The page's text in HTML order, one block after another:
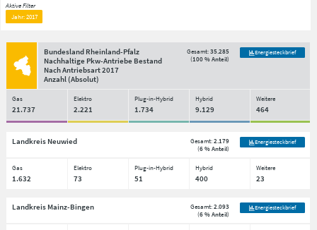
Aktive Filter
Jahr: 2017
Bundesland Rheinland-Pfalz
Nachhaltige Pkw-Antriebe Bestand
Nach Antriebsart2017
Anzahl(Absolut)
Gesamt:35.285
(100 % Anteil)
Energiesteckbrief
Gas Elektro Plug-in-Hybrid Hybrid Weitere
21.737 2.221 1.734 9.129 464
Landkreis Neuwied Gesamt:2.179
(6 % Anteil)
Energiesteckbrief
Gas Elektro Plug-in-Hybrid Hybrid Weitere
1.632 73 51 400 23
Landkreis Mainz-Bingen Gesamt:2.093
(6 % Anteil)
Energiesteckbrief